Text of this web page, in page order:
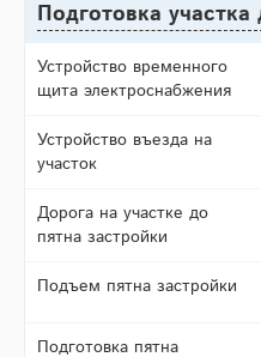
Подготовка участка
Устройство временного
щита электроснабжения
Устройство въезда на
участок
Дорога на участке до
пятна застройки
Подъем пятна застройки
Подготовка пятна